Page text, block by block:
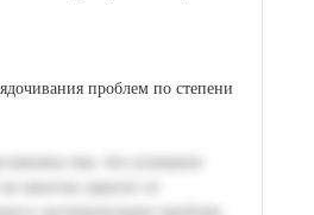
проблем по степени